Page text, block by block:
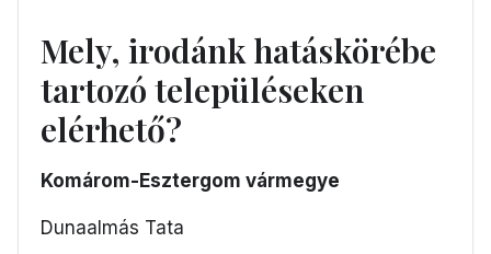
Mely, irodánk hatáskörébe
tartozó településeken
elérhető?
Komárom-Esztergom vármegye
Dunaalmás Tata